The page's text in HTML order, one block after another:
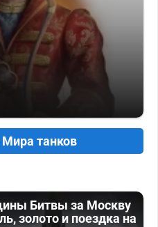
Мира танков
Битвы за Москву
золото и поездка на